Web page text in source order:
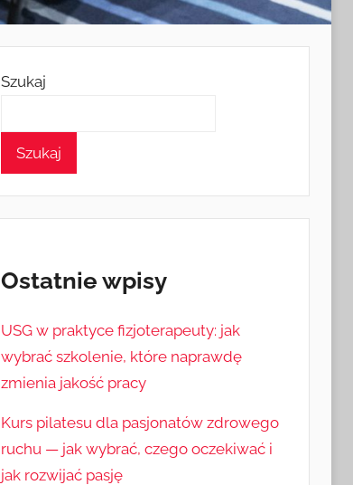
Szukaj
Szukaj
Ostatnie wpisy
USG w praktyce fizjoterapeuty: jak
wybrać szkolenie, które naprawdę
zmienia jakość pracy
Kurs pilatesu dla pasjonatów zdrowego
ruchu — jak wybrać, czego oczekiwać i
jak rozwijać pasję